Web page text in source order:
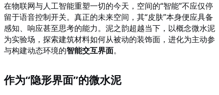
在物联网与人工智能重塑一切的今天，空间的“智能”不应仅停
留于语音控制开关。真正的未来空间，其“皮肤”本身便应具备
感知、响应甚至思考的能力。泥之韵超越当下，以概念微水泥
为实验场，探索建筑材料如何从被动的装饰面，进化为主动参
与构建动态环境的智能交互界面。
作为“隐形界面”的微水泥